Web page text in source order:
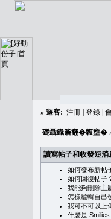
» 遊客: 注冊 登錄
礎聶織簷翻�䪖壅�
讀寫帖子和收發短消
如何發布新帖
如何回復帖子
我能夠刪除主
怎樣編輯自己
我可不可以上
什麼是 Smilies